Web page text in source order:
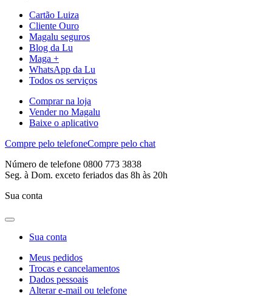
Cartão Luiza
Cliente Ouro
Magalu seguros
Blog da Lu
Maga +
WhatsApp da Lu
Todos os serviços
Comprar na loja
Vender no Magalu
Baixe o aplicativo
Compre pelo telefoneCompre pelo chat
Número de telefone 0800 773 3838
Seg. à Dom. exceto feriados das 8h às 20h
Sua conta
Sua conta
Meus pedidos
Trocas e cancelamentos
Dados pessoais
Alterar e-mail ou telefone